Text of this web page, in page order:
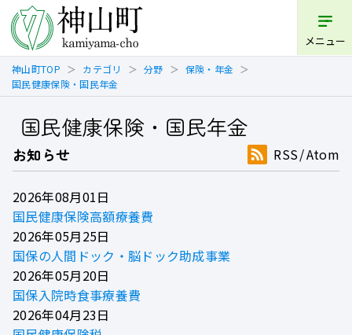
メニュー
神山町TOP カテゴリ 分野
保険・年金
国民健康保険・国民年金
国民健康保険・国民年金
お知らせ RSS Atom
2026年08月01日
国民健康保険高額療養費
2026年05月25日
国保の人間ドック・脳ドック助成事業
2026年05月20日
国保入院時食事療養費
2026年04月23日